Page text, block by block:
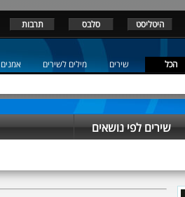
היטליסט סלבס תרבות
הכל שירים מילים לשירים אמנים
שירים לפי נושאים